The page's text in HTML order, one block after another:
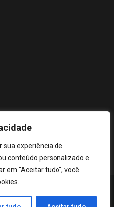
sua experiência de
conteúdo personalizado e
em "Aceitar tudo", você
Desenvolvido porPágina